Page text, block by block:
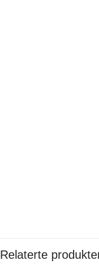
Relaterte